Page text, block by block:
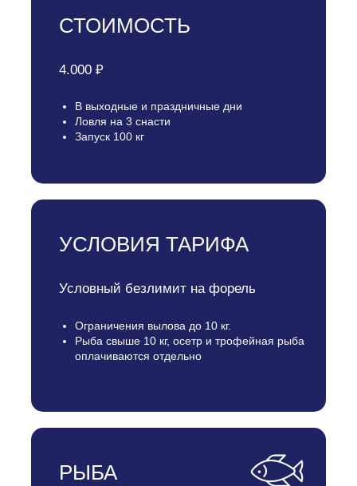
СТОИМОСТЬ
4.000 ₽
В выходные и праздничные дни
Ловля на 3 снасти
Запуск 100 кг
УСЛОВИЯ ТАРИФА
Условный безлимит на форель
Ограничения вылова до 10 кг.
Рыба свыше 10 кг, осетр и трофейная рыба
оплачиваются отдельно
РЫБА